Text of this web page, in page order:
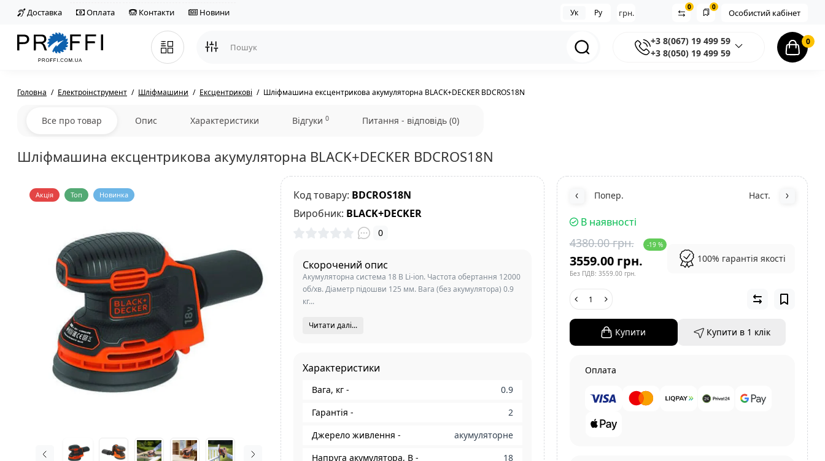
Доставка Оплата Контакти Новини Особистий кабінет
0
0
грн.
Ук Ру
+3 8(067) 19 499 59
+3 8(050) 19 499 59
0
Головна Електроінструмент Шліфмашини Ексцентрикові Шліфмашина ексцентрикова акумуляторна BLACK+DECKER BDCROS18N
Все про товар Опис Характеристики Відгуки 0 Питання - відповідь (0)
Шліфмашина ексцентрикова акумуляторна BLACK+DECKER BDCROS18N
Акція Топ Новинка Код товару: BDCROS18N
Виробник: BLACK+DECKER
0
Скорочений опис
Акумуляторна система 18 В Li-ion. Частота обертання 12000
об/хв. Діаметр підошви 125 мм. Вага (без акумулятора) 0.9
кг...
Читати далі...
Характеристики
Вага, кг -
0.9
Гарантія -
2
Джерело живлення -
акумуляторне
Напруга акумулятора, В -
18
Попер. Наст.
В наявності
4380.00 грн. -19 %
3559.00 грн.
Без ПДВ: 3559.00 грн.
100% гарантія якості
Купити Купити в 1 клiк
Оплата